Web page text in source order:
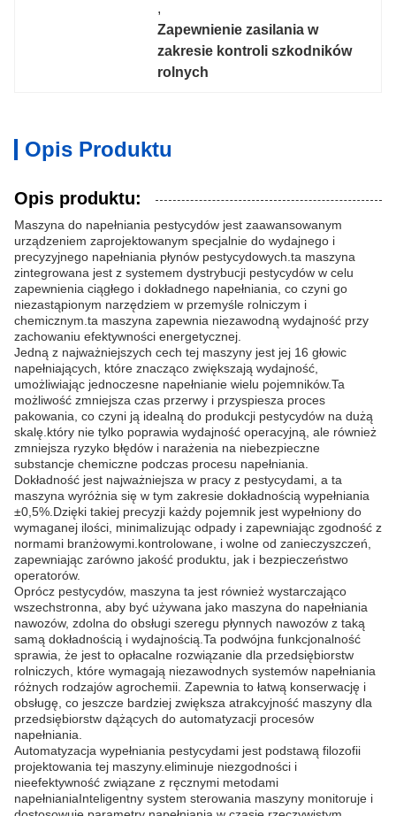
,
Zapewnienie zasilania w
zakresie kontroli szkodników
rolnych
Opis Produktu
Opis produktu:
Maszyna do napełniania pestycydów jest zaawansowanym
urządzeniem zaprojektowanym specjalnie do wydajnego i
precyzyjnego napełniania płynów pestycydowych.ta maszyna
zintegrowana jest z systemem dystrybucji pestycydów w celu
zapewnienia ciągłego i dokładnego napełniania, co czyni go
niezastąpionym narzędziem w przemyśle rolniczym i
chemicznym.ta maszyna zapewnia niezawodną wydajność przy
zachowaniu efektywności energetycznej.
Jedną z najważniejszych cech tej maszyny jest jej 16 głowic
napełniających, które znacząco zwiększają wydajność,
umożliwiając jednoczesne napełnianie wielu pojemników.Ta
możliwość zmniejsza czas przerwy i przyspiesza proces
pakowania, co czyni ją idealną do produkcji pestycydów na dużą
skalę.który nie tylko poprawia wydajność operacyjną, ale również
zmniejsza ryzyko błędów i narażenia na niebezpieczne
substancje chemiczne podczas procesu napełniania.
Dokładność jest najważniejsza w pracy z pestycydami, a ta
maszyna wyróżnia się w tym zakresie dokładnością wypełniania
±0,5%.Dzięki takiej precyzji każdy pojemnik jest wypełniony do
wymaganej ilości, minimalizując odpady i zapewniając zgodność z
normami branżowymi.kontrolowane, i wolne od zanieczyszczeń,
zapewniając zarówno jakość produktu, jak i bezpieczeństwo
operatorów.
Oprócz pestycydów, maszyna ta jest również wystarczająco
wszechstronna, aby być używana jako maszyna do napełniania
nawozów, zdolna do obsługi szeregu płynnych nawozów z taką
samą dokładnością i wydajnością.Ta podwójna funkcjonalność
sprawia, że jest to opłacalne rozwiązanie dla przedsiębiorstw
rolniczych, które wymagają niezawodnych systemów napełniania
różnych rodzajów agrochemii. Zapewnia to łatwą konserwację i
obsługę, co jeszcze bardziej zwiększa atrakcyjność maszyny dla
przedsiębiorstw dążących do automatyzacji procesów
napełniania.
Automatyzacja wypełniania pestycydami jest podstawą filozofii
projektowania tej maszyny.eliminuje niezgodności i
nieefektywność związane z ręcznymi metodami
napełnianiaInteligentny system sterowania maszyny monitoruje i